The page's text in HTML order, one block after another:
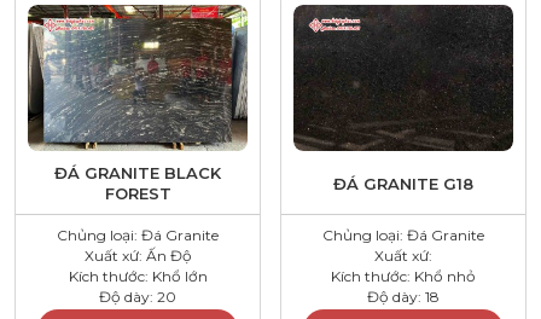
ĐÁ GRANITE BLACK
FOREST
Chủng loại: Đá Granite
Xuất xứ: Ấn Độ
Kích thước: Khổ lớn
Độ dày: 20
ĐÁ GRANITE G18
Chủng loại: Đá Granite
Xuất xứ:
Kích thước: Khổ nhỏ
Độ dày: 18